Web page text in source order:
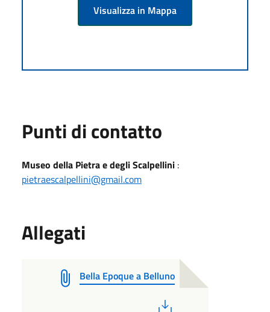
Visualizza in Mappa
Punti di contatto
Museo della Pietra e degli Scalpellini :
pietraescalpellini@gmail.com
Allegati
Bella Epoque a Belluno